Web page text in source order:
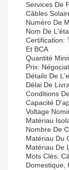
Services De
Câbles
Numéro De
Nom De
Certification:
Et BCA
Quantité
Prix:
Détails De
Délai De
Conditions
Capacité
Voltage
Matériau
Nombre De
Matériau Du
Matériau De
Mots Clés:
Domestique,